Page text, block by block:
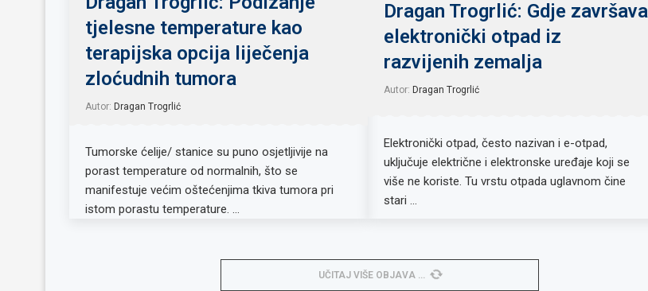
tjelesne temperature kao
terapijska opcija liječenja
zloćudnih tumora
Autor: Dragan Trogrlić
Tumorske ćelije/ stanice su puno osjetljivije na
porast temperature od normalnih, što se
manifestuje većim oštećenjima tkiva tumora pri
istom porastu temperature. …
Dragan Trogrlić: Gdje završava
elektronički otpad iz
razvijenih zemalja
Autor: Dragan Trogrlić
Elektronički otpad, često nazivan i e-otpad,
uključuje električne i elektronske uređaje koji se
više ne koriste. Tu vrstu otpada uglavnom čine
stari …
UČITAJ VIŠE OBJAVA